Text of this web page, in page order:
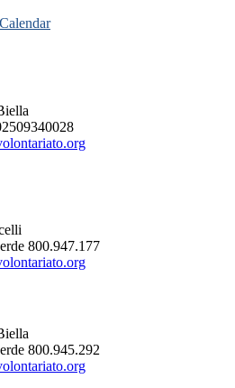
800.947.177
800.945.292